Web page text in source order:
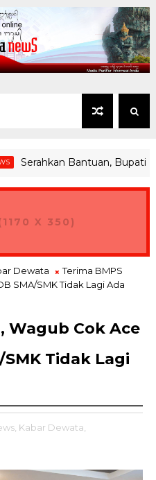
Bantuan, Bupati
Emisi
X 350)
Dewata
Terima BMPS
SMA/SMK Tidak Lagi Ada
Wagub Cok Ace
SMK Tidak Lagi
Kabar Dewata,